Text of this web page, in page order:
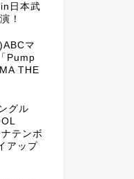
日本武
！
マ
Pump
THE
グル
テンボ
アップ